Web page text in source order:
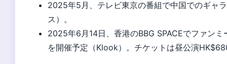
2025年5月、テレビ東京の番組で中国でのギャ
ス）。
2025年6月14日、香港のBBG SPACEでファン
を開催予定（Klook）。チケットは昼公演